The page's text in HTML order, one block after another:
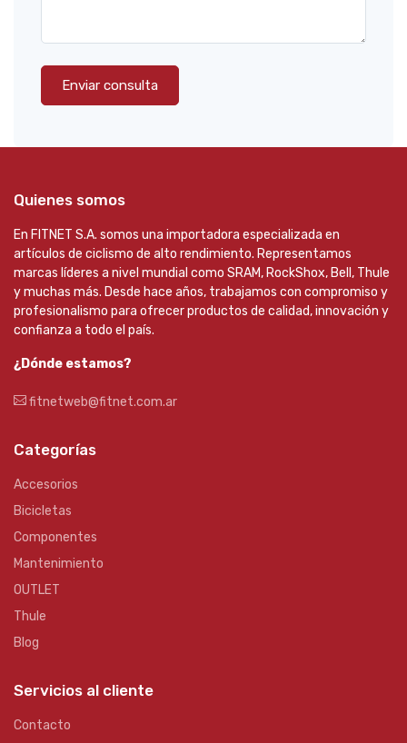
Enviar consulta
Quienes somos
En FITNET S.A. somos una importadora especializada en
artículos de ciclismo de alto rendimiento. Representamos
marcas líderes a nivel mundial como SRAM, RockShox, Bell, Thule
y muchas más. Desde hace años, trabajamos con compromiso y
profesionalismo para ofrecer productos de calidad, innovación y
confianza a todo el país.
¿Dónde estamos?
fitnetweb@fitnet.com.ar
Categorías
Accesorios
Bicicletas
Componentes
Mantenimiento
OUTLET
Thule
Blog
Servicios al cliente
Contacto